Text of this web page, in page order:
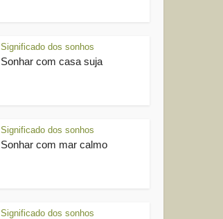
Significado dos sonhos
Sonhar com casa suja
Significado dos sonhos
Sonhar com mar calmo
Significado dos sonhos